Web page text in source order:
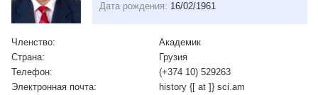
Фонды
Конкурсы
Международное сотрудничество
Дата рождения: 16/02/1961
Членство:
Aкадемик
Страна:
Грузия
Телефон:
(+374 10) 529263
Электронная почта:
history {[ at ]} sci.am